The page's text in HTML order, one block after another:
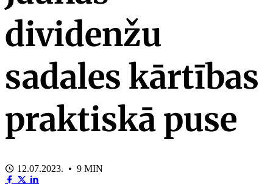
dividenžu
sadales kārtības
praktiskā puse
12.07.2023. • 9 MIN